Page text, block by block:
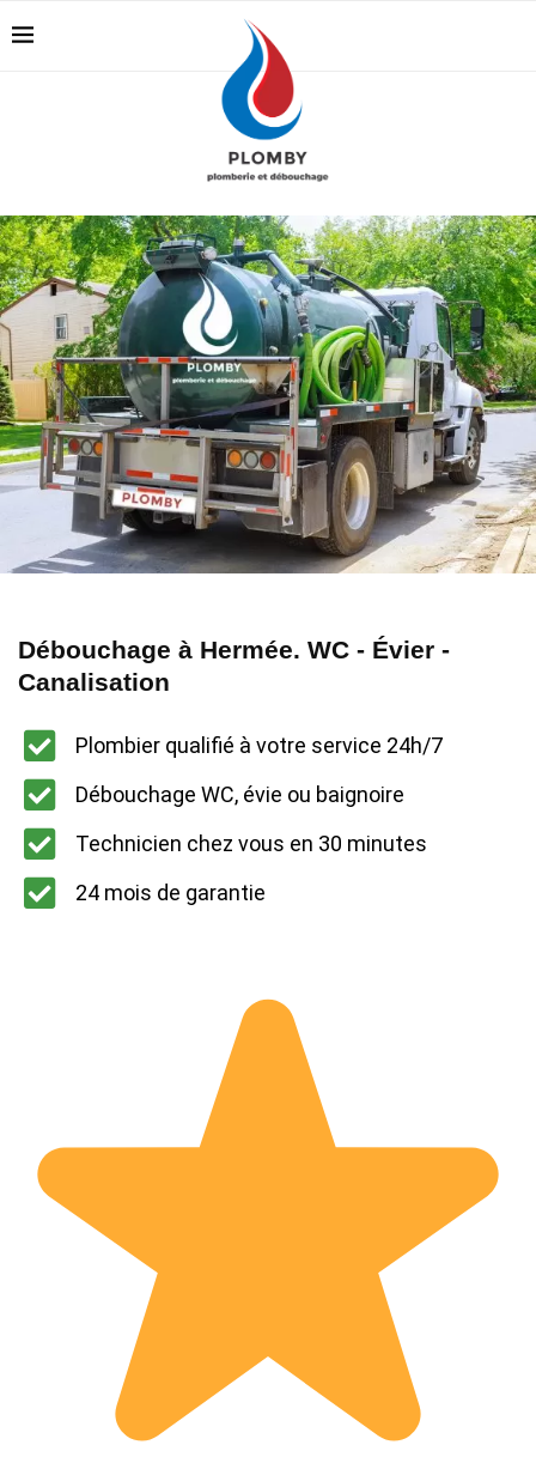
Débouchage à Hermée. WC - Évier -
Canalisation
Plombier qualifié à votre service 24h/7
Débouchage WC, évie ou baignoire
Technicien chez vous en 30 minutes
24 mois de garantie